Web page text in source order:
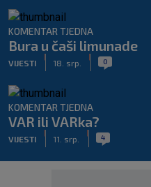
KOMENTAR TJEDNA
Bura u čaši limunade
VIJESTI 18. srp. 0
KOMENTAR TJEDNA
VAR ili VARka?
VIJESTI 11. srp. 4